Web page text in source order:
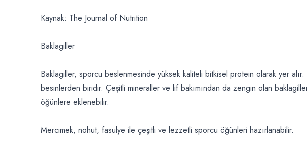
Kaynak: The Journal of Nutrition
Baklagiller
Baklagiller, sporcu beslenmesinde yüksek kaliteli bitkisel protein olarak yer alır.
besinlerden biridir. Çeşitli mineraller ve lif bakımından da zengin olan
öğünlere eklenebilir.
Mercimek, nohut, fasulye ile çeşitli ve lezzetli sporcu öğünleri hazırlanabilir.